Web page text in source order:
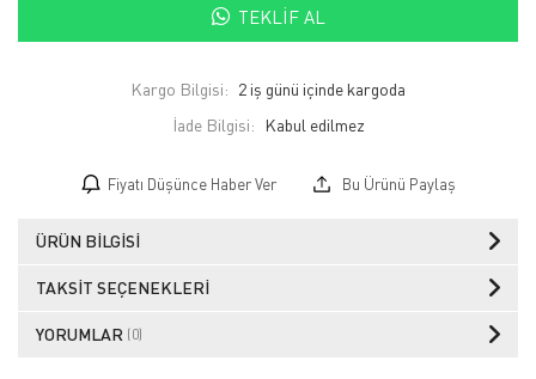
TEKLIF AL
Kargo Bilgisi: 2 iş günü içinde kargoda
İade Bilgisi:
Fiyatı Düşünce Haber Ver Bu Ürünü Paylaş
ÜRÜN BILGISI
TAKSIT SEÇENEKLERI
YORUMLAR (0)